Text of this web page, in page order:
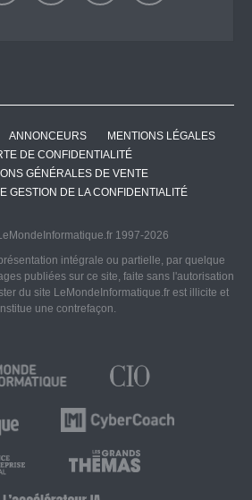
ANNONCEURS
MENTIONS LÉGALES
DE CONFIDENTIALITÉ
GÉNÉRALES DE VENTE
GESTION DE LA CONFIDENTIALITÉ
1997-2026
intégrale ou partielle, par quelque
publiées sur ce site, faite sans l'autorisation
du site LeMondeInformatique.fr est illicite et
une contrefaçon.